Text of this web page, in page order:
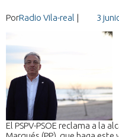
PorRadio Vila-real | 3
El PSPV-PSOE reclama a la